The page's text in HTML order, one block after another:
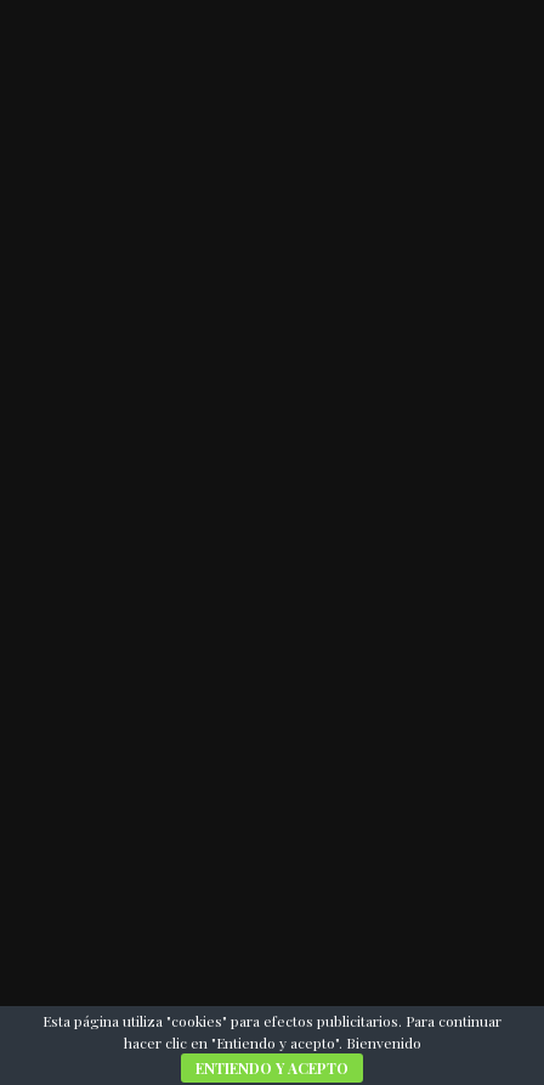
Esta página utiliza "cookies" para efectos publicitarios. Para continuar
hacer clic en "Entiendo y acepto". Bienvenido
ENTIENDO Y ACEPTO